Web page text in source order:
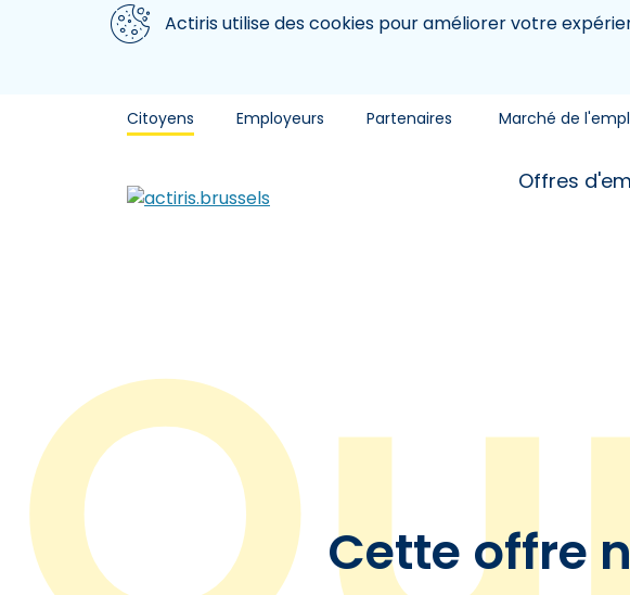
Aller au contenu principal
Nous utilisons des cookiesActiris utilise des cookies pour améliorer votre
Citoyens Employeurs Partenaires Marché de
Offres
Cette offre